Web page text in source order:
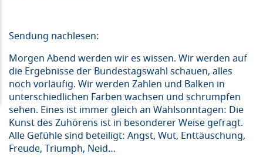
Sendung nachlesen:
Morgen Abend werden wir es wissen. Wir werden auf
die Ergebnisse der Bundestagswahl schauen, alles
noch vorläufig. Wir werden Zahlen und Balken in
unterschiedlichen Farben wachsen und schrumpfen
sehen. Eines ist immer gleich an Wahlsonntagen: Die
Kunst des Zuhörens ist in besonderer Weise gefragt.
Alle Gefühle sind beteiligt: Angst, Wut, Enttäuschung,
Freude, Triumph, Neid…